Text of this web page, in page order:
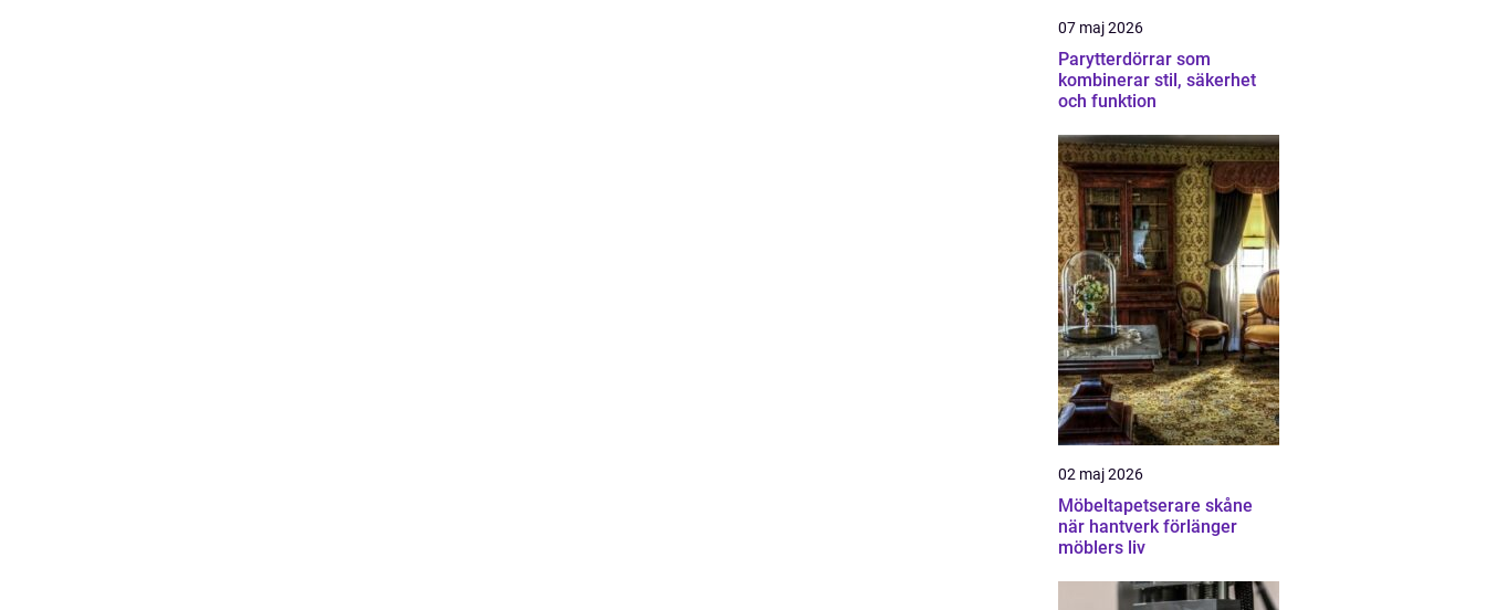
07 maj 2026
Parytterdörrar som
kombinerar stil, säkerhet
och funktion
02 maj 2026
Möbeltapetserare skåne
när hantverk förlänger
möblers liv